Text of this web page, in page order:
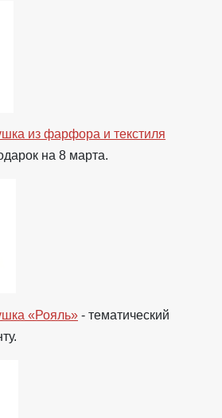
из фарфора и текстиля
на 8 марта.
«Рояль» - тематический